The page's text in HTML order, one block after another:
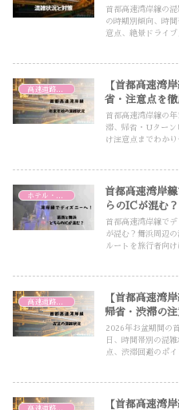
首都高速湾岸線の
の時期別傾向、時
意点、絶景ドライ
【首都高速湾
省・注意点を
首都高速湾岸線の
滞、帰省・Uターン
け注意点までわかり
首都高速湾岸
らのICが混む？
首都高速湾岸線で
が混む？舞浜周辺
ルートを旅行者向
【首都高速湾
帰省・渋滞の
2026年お盆期間の
日、時間帯別の混
点、渋滞回避のポ
【首都高速湾